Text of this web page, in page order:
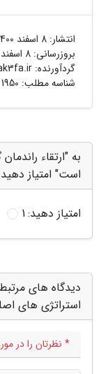
انتشار: 8 اسفند 1400
بروزرسانی: 8 اسفند 1400
گردآورنده:
شناسه مطلب: 1950
به "ارتقاء
است" امتیاز دهید
امتیاز دهید:1
دیدگاه های
استراتژی های
* نظرتان را در